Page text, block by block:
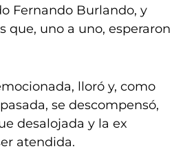
Fernando Burlando, y
que, uno a uno, esperaron
lloró y, como
se descompensó,
desalojada y la ex
atendida.